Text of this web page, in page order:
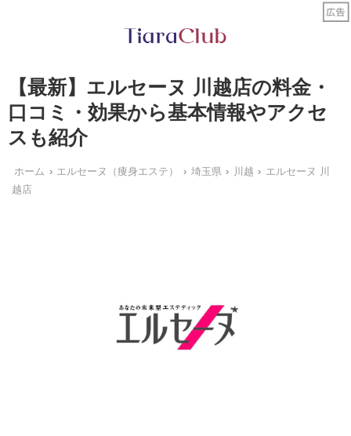
【最新】エルセーヌ 川越店の料金・
口コミ・効果から基本情報やアクセ
スも紹介
ホーム エルセーヌ（痩身エステ） 埼玉県 川越
エルセーヌ 川
越店